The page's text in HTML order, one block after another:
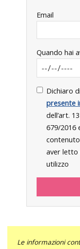
Email
Quando hai
Dichiaro
presente
dell’art.
679/2016
aver letto
utilizzo
Le informazioni